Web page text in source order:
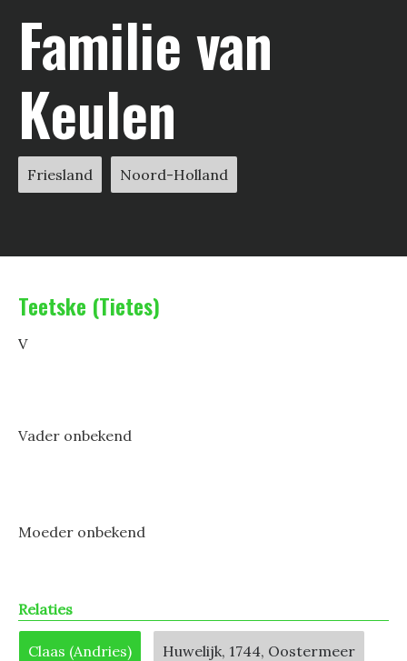
Familie van
Keulen
Friesland Noord-Holland
Teetske (Tietes)
V
Vader onbekend
Moeder onbekend
Relaties
Claas (Andries) Huwelijk, 1744, Oostermeer